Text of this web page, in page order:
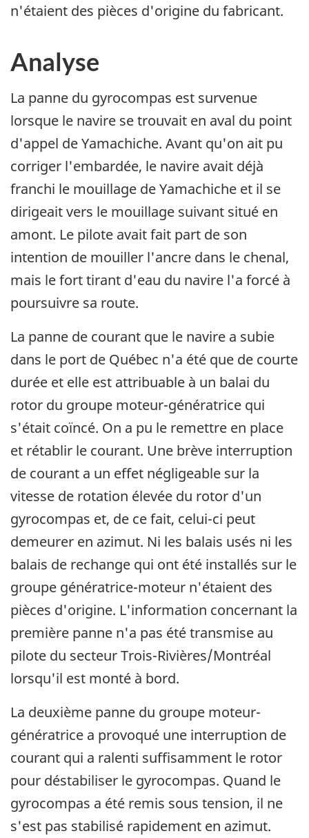
n'étaient des pièces d'origine du fabricant.
Analyse
La panne du gyrocompas est survenue
lorsque le navire se trouvait en aval du point
d'appel de Yamachiche. Avant qu'on ait pu
corriger l'embardée, le navire avait déjà
franchi le mouillage de Yamachiche et il se
dirigeait vers le mouillage suivant situé en
amont. Le pilote avait fait part de son
intention de mouiller l'ancre dans le chenal,
mais le fort tirant d'eau du navire l'a forcé à
poursuivre sa route.
La panne de courant que le navire a subie
dans le port de Québec n'a été que de courte
durée et elle est attribuable à un balai du
rotor du groupe moteur-génératrice qui
s'était coïncé. On a pu le remettre en place
et rétablir le courant. Une brève interruption
de courant a un effet négligeable sur la
vitesse de rotation élevée du rotor d'un
gyrocompas et, de ce fait, celui-ci peut
demeurer en azimut. Ni les balais usés ni les
balais de rechange qui ont été installés sur le
groupe génératrice-moteur n'étaient des
pièces d'origine. L'information concernant la
première panne n'a pas été transmise au
pilote du secteur Trois-Rivières/Montréal
lorsqu'il est monté à bord.
La deuxième panne du groupe moteur-
génératrice a provoqué une interruption de
courant qui a ralenti suffisamment le rotor
pour déstabiliser le gyrocompas. Quand le
gyrocompas a été remis sous tension, il ne
s'est pas stabilisé rapidement en azimut.